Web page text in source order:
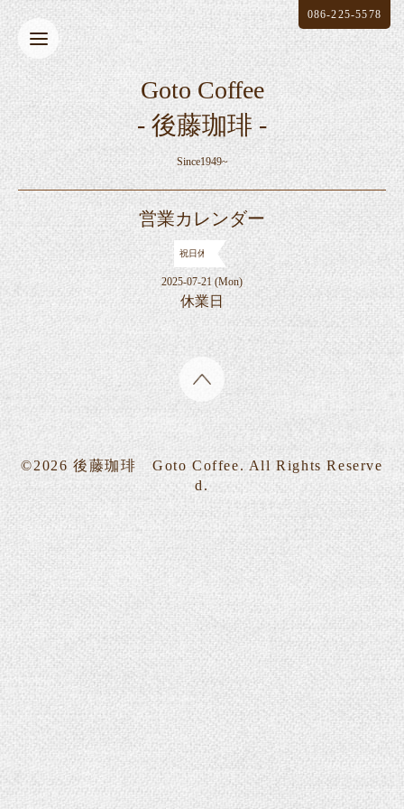
Goto Coffee
- 後藤珈琲 -
Since1949~
086-225-5578
営業カレンダー
祝日休
2025-07-21 (Mon)
休業日
©2026 後藤珈琲 Goto Coffee. All Rights Reserve
d.